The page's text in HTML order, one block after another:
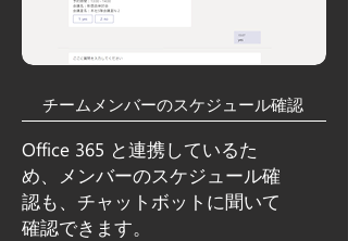
​チームメンバーのスケジュール確認
Office 365 と連携しているた
め、メンバーのスケジュール確
認も、 チャットボットに聞いて
確認できます。